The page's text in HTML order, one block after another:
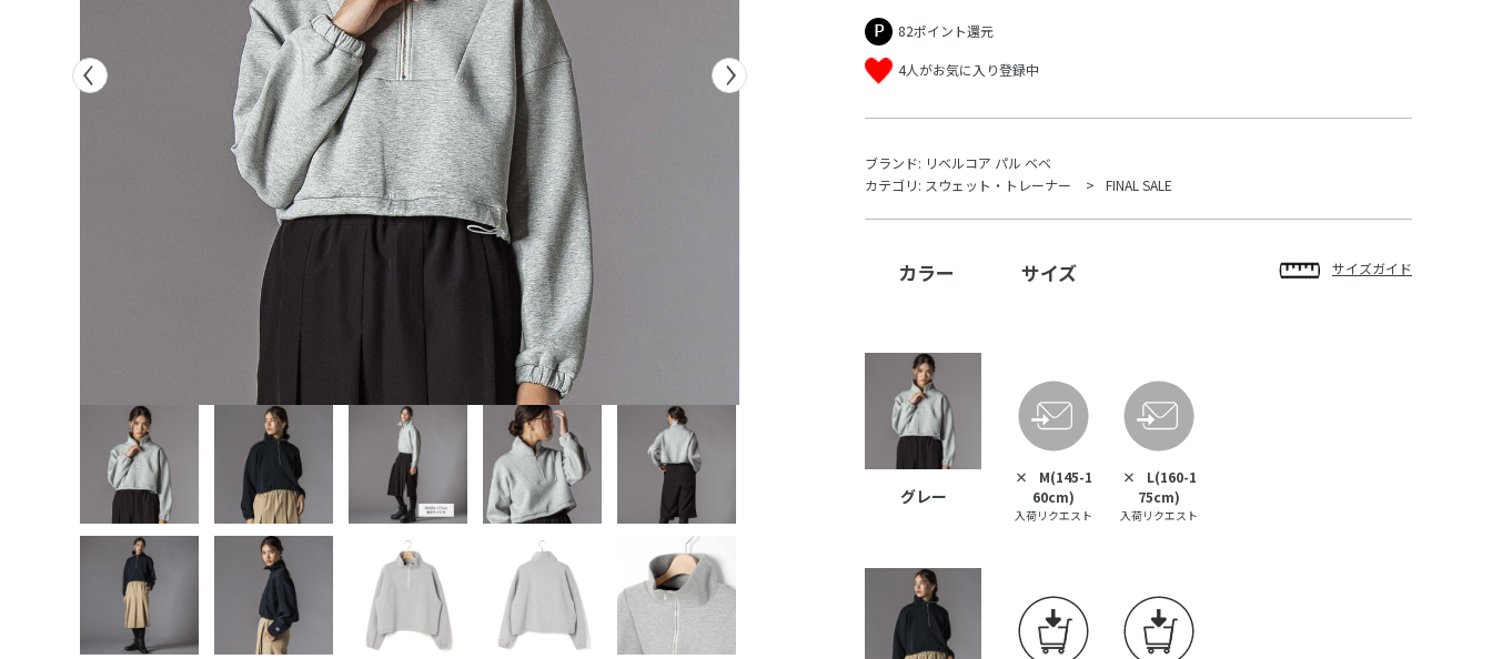
82ポイント還元
4人がお気に入り登録中
ブランド: リベルコア パル ベベ
カテゴリ: スウェット・トレーナー FINAL SALE
カラー サイズ サイズガイド
グレー
×
M(145-1
60cm)
入荷リクエスト
×
L(160-1
75cm)
入荷リクエスト